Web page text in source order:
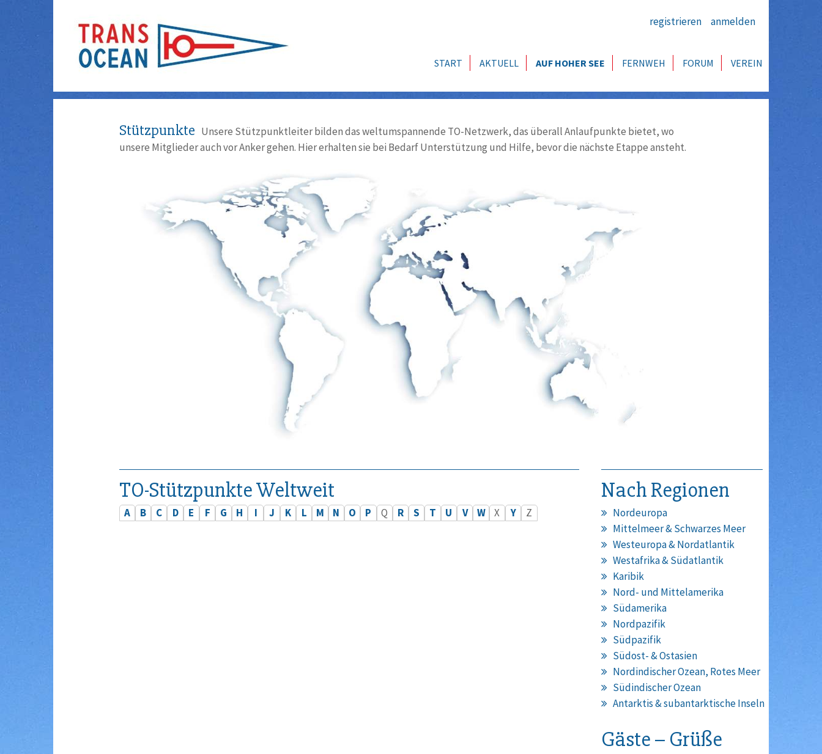
registrieren anmelden
START AKTUELL AUF HOHER SEE FERNWEH FORUM VEREIN
Stützpunkte Unsere Stützpunktleiter bilden das weltumspannende TO-Netzwerk, das überall Anlaufpunkte bietet, wo
unsere Mitglieder auch vor Anker gehen. Hier erhalten sie bei Bedarf Unterstützung und Hilfe, bevor die nächste Etappe ansteht.
TO-Stützpunkte Weltweit
A B C D E F G H I J K L M N O P Q R S T U V W X Y Z
Nach Regionen
Nordeuropa
Mittelmeer & Schwarzes Meer
Westeuropa & Nordatlantik
Westafrika & Südatlantik
Karibik
Nord- und Mittelamerika
Südamerika
Nordpazifik
Südpazifik
Südost- & Ostasien
Nordindischer Ozean, Rotes Meer
Südindischer Ozean
Antarktis & subantarktische Inseln
Gäste – Grüße